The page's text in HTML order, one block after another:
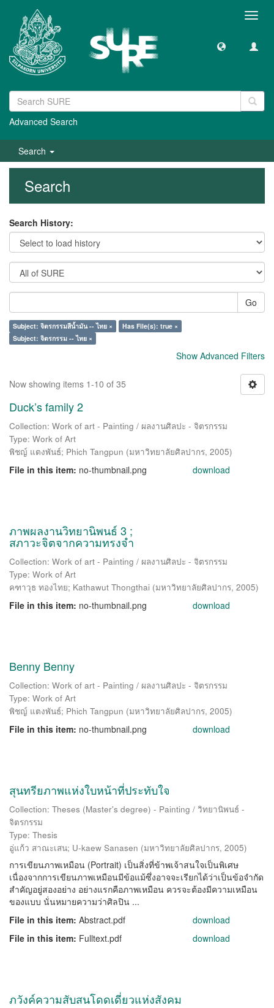
Advanced Search
Search
Search
Search History:
Go
Subject: จิตรกรรมสีน้ำมัน -- ไทย ×
Has File(s): true ×
Subject: จิตรกรรม -- ไทย ×
Show Advanced Filters
Now showing items 1-10 of 35
Duck’s family 2
Collection: Work of art - Painting / ผลงานศิลปะ - จิตรกรรม
Type: Work of Art
พิชญ์ แตงพันธ์; Phich Tangpun (มหาวิทยาลัยศิลปากร, 2005)
File in this item: no-thumbnail.png download
ภาพผลงานวิทยานิพนธ์ 3 ;
สภาวะจิตจากความทรงจำ
Collection: Work of art - Painting / ผลงานศิลปะ - จิตรกรรม
Type: Work of Art
คฑาวุธ ทองไทย; Kathawut Thongthai (มหาวิทยาลัยศิลปากร, 2005)
File in this item: no-thumbnail.png download
Benny Benny
Collection: Work of art - Painting / ผลงานศิลปะ - จิตรกรรม
Type: Work of Art
พิชญ์ แตงพันธ์; Phich Tangpun (มหาวิทยาลัยศิลปากร, 2005)
File in this item: no-thumbnail.png download
สุนทรียภาพแห่งใบหน้าที่ประทับใจ
Collection: Theses (Master's degree) - Painting / วิทยานิพนธ์ -
จิตรกรรม
Type: Thesis
อู่แก้ว สาณะเสน; U-kaew Sanasen (มหาวิทยาลัยศิลปากร, 2005)
การเขียนภาพเหมือน (Portrait) เป็นสิ่งที่ข้าพเจ้าสนใจเป็นพิเศษ
เนื่องจากการเขียนภาพเหมือนมีข้อแม้ซึ่งอาจจะเรียกได้ว่าเป็นข้อจำกัด
สำคัญอยู่สองอย่าง อย่างแรกคือภาพเหมือน ควรจะต้องมีความเหมือน
ของแบบ นั่นหมายความว่าศิลปิน ...
File in this item: Abstract.pdf
download
File in this item: Fulltext.pdf download
ภวังค์ความสับสนโดดเดี่ยวแห่งสังคม